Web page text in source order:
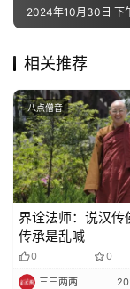
策
法
规
免
责
声
明
2024年10月30日 下
相关推荐
八点僧音
界诠法师：说汉传
传承是乱喊
0 0
三三两两